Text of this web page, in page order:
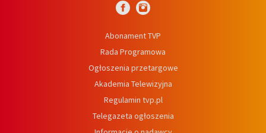
Abonament TVP
Rada Programowa
Ogłoszenia przetargowe
Akademia Telewizyjna
Regulamin tvp.pl
Telegazeta ogłoszenia